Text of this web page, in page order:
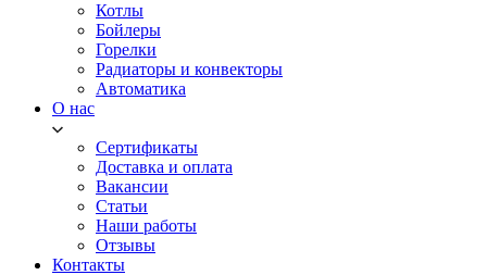
Котлы
Бойлеры
Горелки
Радиаторы и конвекторы
Автоматика
О нас
Сертификаты
Доставка и оплата
Вакансии
Статьи
Наши работы
Отзывы
Контакты